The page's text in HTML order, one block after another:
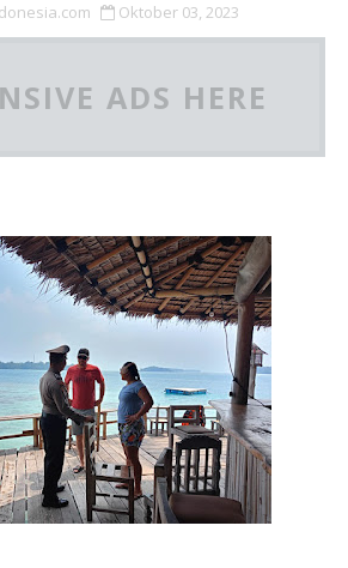
Oktober 03, 2023
ADS HERE